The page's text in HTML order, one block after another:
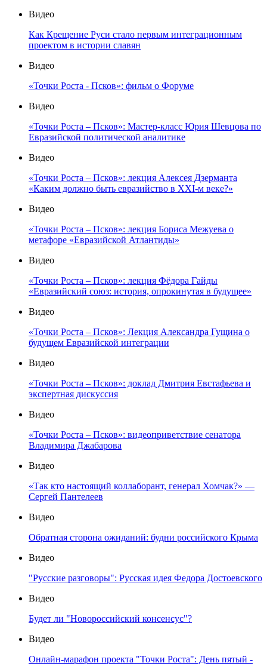
Видео
Как Крещение Руси стало первым интеграционным
проектом в истории славян
Видео
«Точки Роста - Псков»: фильм о Форуме
Видео
«Точки Роста – Псков»: Мастер-класс Юрия Шевцова по
Евразийской политической аналитике
Видео
«Точки Роста – Псков»: лекция Алексея Дзерманта
«Каким должно быть евразийство в XXI-м веке?»
Видео
«Точки Роста – Псков»: лекция Бориса Межуева о
метафоре «Евразийской Атлантиды»
Видео
«Точки Роста – Псков»: лекция Фёдора Гайды
«Евразийский союз: история, опрокинутая в будущее»
Видео
«Точки Роста – Псков»: Лекция Александра Гущина о
будущем Евразийской интеграции
Видео
«Точки Роста – Псков»: доклад Дмитрия Евстафьева и
экспертная дискуссия
Видео
«Точки Роста – Псков»: видеоприветствие сенатора
Владимира Джабарова
Видео
«Так кто настоящий коллаборант, генерал Хомчак?» —
Сергей Пантелеев
Видео
Обратная сторона ожиданий: будни российского Крыма
Видео
"Русские разговоры": Русская идея Федора Достоевского
Видео
Будет ли "Новороссийский консенсус"?
Видео
Онлайн-марафон проекта "Точки Роста": День пятый -